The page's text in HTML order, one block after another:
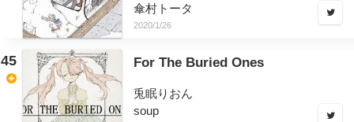
傘村トータ
2020/1/26
45 For The Buried Ones
兎眠りおん
soup